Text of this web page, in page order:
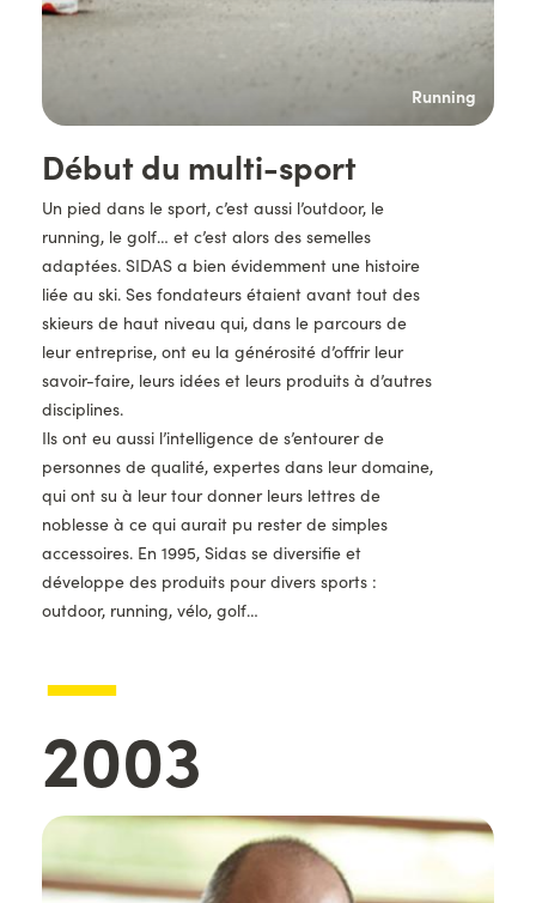
Titre
Début du multi-sport
Description
Un pied dans le sport, c’est aussi l’outdoor, le
running, le golf… et c’est alors des semelles
adaptées. SIDAS a bien évidemment une histoire
liée au ski. Ses fondateurs étaient avant tout des
skieurs de haut niveau qui, dans le parcours de
leur entreprise, ont eu la générosité d’offrir leur
savoir-faire, leurs idées et leurs produits à d’autres
disciplines.
Ils ont eu aussi l’intelligence de s’entourer de
personnes de qualité, expertes dans leur domaine,
qui ont su à leur tour donner leurs lettres de
noblesse à ce qui aurait pu rester de simples
accessoires. En 1995, Sidas se diversifie et
développe des produits pour divers sports :
outdoor, running, vélo, golf…
Running
—
Année
2003
Images